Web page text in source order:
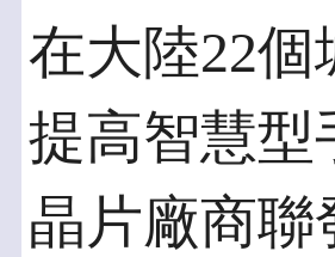
在大陸22
提高智慧型
晶片廠商聯